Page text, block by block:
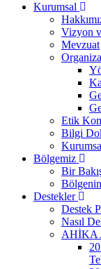
Kurumsal
Vizyon
Mevzuat
Etik
Bilgi
Bölgemiz
Bir
Destekler
Destek
Nasıl
AHİKA